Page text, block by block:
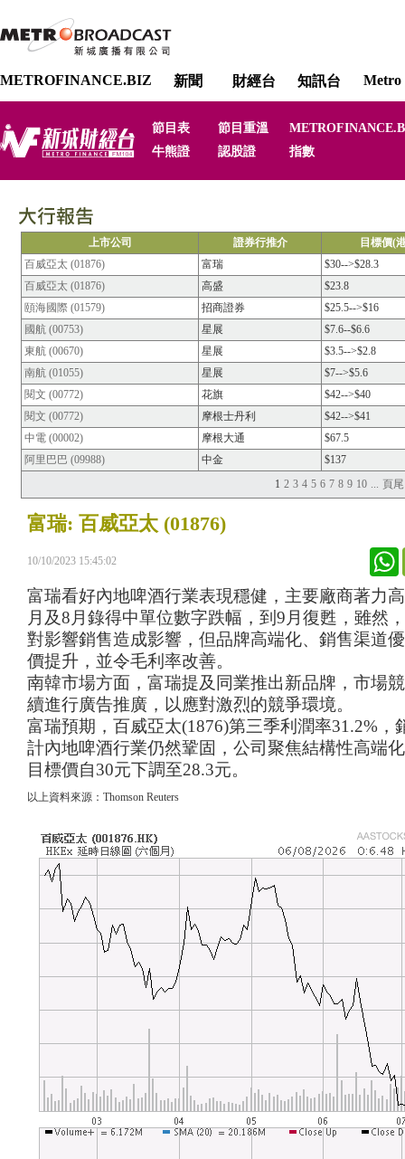
METROFINANCE.BIZ 新聞 財經台 知訊台 Metro
節目表 節目重溫
牛熊證
認股證 指數
上市公司 證券行推介
目標價(
百威亞太 (01876)
富瑞
$30-->$28.3
百威亞太 (01876)
高盛
$23.8
頤海國際 (01579)
招商證券
$25.5-->$16
國航 (00753)
星展
$7.6--$6.6
東航 (00670)
星展
$3.5-->$2.8
南航 (01055)
星展
$7-->$5.6
閱文 (00772)
花旗
$42-->$40
閱文 (00772)
摩根士丹利
$42-->$41
中電 (00002)
摩根大通
$67.5
阿里巴巴 (09988)
中金
$137
1 2 3 4 5 6 7 8 9 10 ... 頁尾
富瑞: 百威亞太 (01876)
10/10/2023 15:45:02
富瑞看好內地啤酒行業表現穩健，主要廠商著力
月及8 月 錄得中單位數字跌幅， 到 9 月復甦， 雖然，
對影響銷售造成影響 ，但品牌高端化、銷售渠道
價提升，並令毛利率改善。
南韓市場方面 ， 富瑞提及 同業推出新品牌，市場
續進行廣告推廣 ， 以應對激烈的競爭環境。
富瑞預期， 百威亞太(1876)第三季利潤率31.2% ，
計內地啤酒行業仍然鞏固，公司聚焦結構性高端
目標價自30元下調至28.3元。
以上資料來源：Thomson Reuters